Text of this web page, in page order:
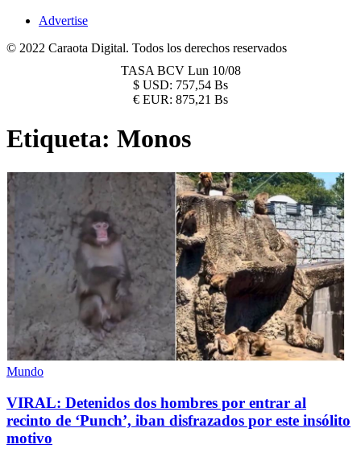
Advertise
© 2022 Caraota Digital. Todos los derechos reservados
TASA BCV Lun 10/08
$ USD: 757,54 Bs
€ EUR: 875,21 Bs
Etiqueta: Monos
Mundo
VIRAL: Detenidos dos hombres por entrar al
recinto de ‘Punch’, iban disfrazados por este insólito
motivo